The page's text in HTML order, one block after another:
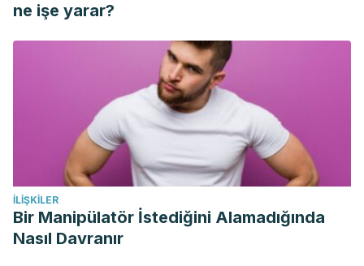
ne işe yarar?
İLIŞKILER
Bir Manipülatör İstediğini Alamadığında
Nasıl Davranır